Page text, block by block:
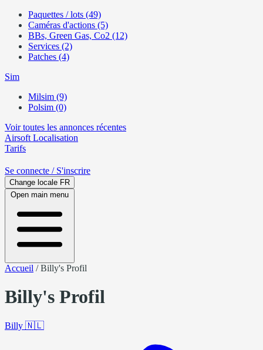
Paquettes / lots (49)
Caméras d'actions (5)
BBs, Green Gas, Co2 (12)
Services (2)
Patches (4)
Sim
Milsim (9)
Polsim (0)
Voir toutes les annonces récentes
Airsoft Localisation
Tarifs
Se connecte / S'inscrire
Change locale FR
Open main menu
Accueil /Billy's Profil
Billy's Profil
Billy 🇳🇱